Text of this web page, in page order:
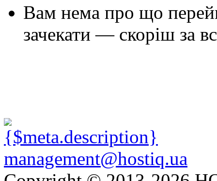
Вам нема про що
зачекати — скоріш за
management@hostiq.ua